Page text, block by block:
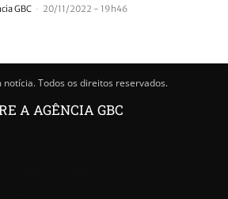
GBC - 20/11/2022 - 19h46
Todos os direitos reservados.
A AGÊNCIA GBC